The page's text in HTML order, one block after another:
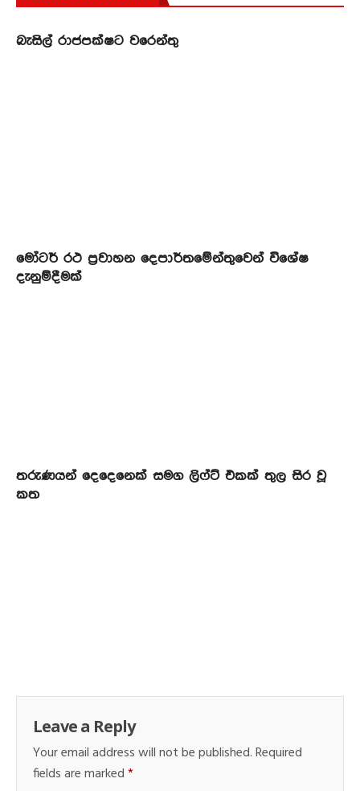
බැසිල් රාජපක්ෂට වරෙන්තු
මෝටර් රථ ප්‍රවාහන දෙපාර්තමේන්තුවෙන් විශේෂ
දැනුම්දීමක්
තරුණයන් දෙදෙනෙක් සමග ලිෆ්ට් එකක් තුල සිර වූ
කත
Leave a Reply
Your email address will not be published.Required
fields are marked*